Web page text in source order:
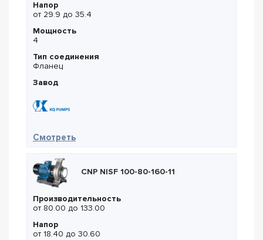
Напор
от 29.9 до 35.4
Мощность
4
Тип соединения
Фланец
Завод
Смотреть— KQ Pumps 65KQW25-32-4/2
CNP NISF 100-80-160-11
Производительность
от 80.00 до 133.00
Напор
от 18.40 до 30.60